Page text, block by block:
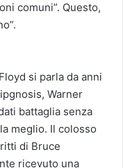
comuni”. Questo,
si parla da anni
Warner
battaglia senza
meglio. Il colosso
di Bruce
ricevuto una